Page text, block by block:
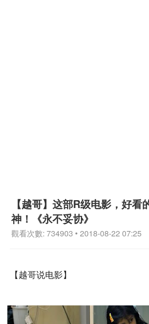
【越哥】这部R级电影，好看
神！《永不妥协》
觀看次數: 734903 • 2018-08-22 07:25
【越哥说电影】